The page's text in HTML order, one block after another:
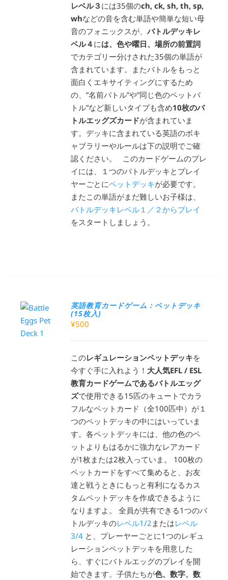
レベル３ には35個のch, ck, sh, th, sp,
whなどの音を含む単語や簡単な短い母
音のフォニックスが、バトルデッキレ
ベル４ には、色や曜日、場所の前置詞
でカテゴリー分けされた35個の単語が
含まれています。またバトルをもっと
面白くエキサイティングにするため
の、”名前バトル”や”同じ色のペットバ
トル”など新しいタイプも含め10枚のバ
トルエッグズカードが含まれていま
す。デッキに含まれている英語のボキ
ャブラリーやルールは下の説明でご確
認ください。 このカードゲームのプレ
イには、１つのバトルデッキとプレイ
ヤーごとにペットデッキが必要です。
またこの単語がまだ難しいお子様は、
バトルデッキレベル１／２からプレイ
をスタートしましょう。
英語教育カードゲーム：ペットデッキ
(15枚入)
¥500
このレギュレーションペットデッキを
今すぐ手に入れよう！ 大人気EFL / ESL
教育カードゲームであるバトルエッグ
ズで使用できる15匹のキュートでカラ
フルなペットカード（全100匹中）が１
つのペットデッキの中にはいっていま
す。各ペットデッキには、他の色のペ
ットよりもはるかに強力なレアカード
が1枚または2枚入っていま。 100枚の
ペットカードをすべて集めると、お友
達と戦うときにもっと有利になるカス
タムペットデッキを作成できるように
なりますよ。 全員が共有できる1つのバ
トルデッキのレベル1/2 またはレベル
3/4 と、プレーヤーごとに1つのレギュ
レーションペットデッキを用意した
ら、すぐにバトルエッグのプレイを開
始できます。子供たちが色、数字、数